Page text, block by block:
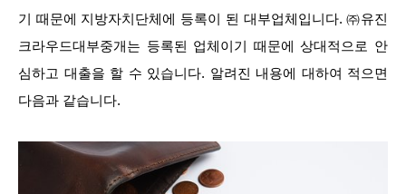
기 때문에 지방자치단체에 등록이 된 대부업체입니다. ㈜유진
크라우드대부중개는 등록된 업체이기 때문에 상대적으로 안
심하고 대출을 할 수 있습니다. 알려진 내용에 대하여 적으면
다음과 같습니다.